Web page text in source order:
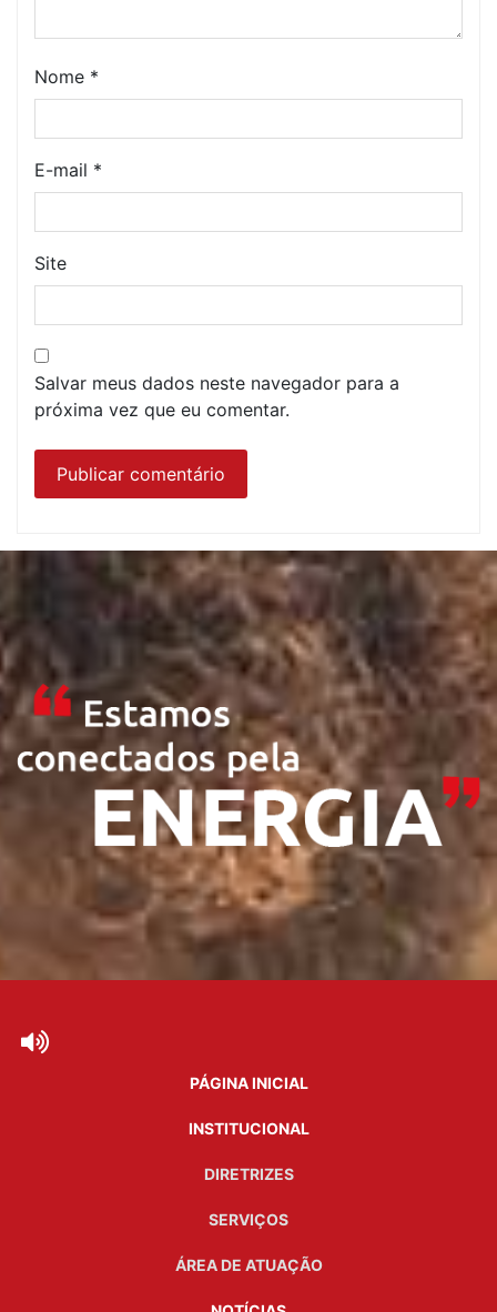
Nome *
E-mail *
Site
Salvar meus dados neste navegador para a
próxima vez que eu comentar.
PÁGINA INICIAL
INSTITUCIONAL
DIRETRIZES
SERVIÇOS
ÁREA DE ATUAÇÃO